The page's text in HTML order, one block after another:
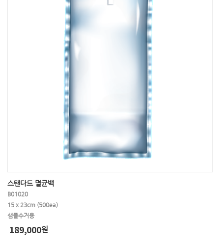
스탠다드 멸균백
B01020
15 x 23cm (500ea)
샘플수거용
189,000원